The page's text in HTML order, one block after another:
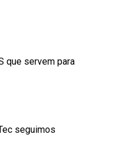
que servem para
seguimos